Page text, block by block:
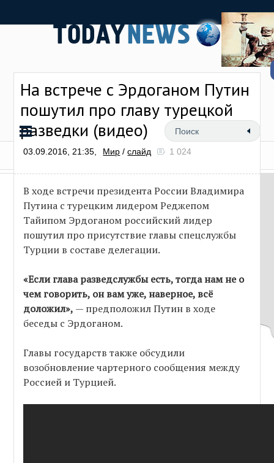
На встрече с Эрдоганом Путин
пошутил про главу турецкой
разведки (видео)
03.09.2016, 21:35, Мир /слайд 1 024
В ходе встречи президента России Владимира
Путина с турецким лидером Реджепом
Тайипом Эрдоганом российский лидер
пошутил про присутствие главы спецслужбы
Турции в составе делегации.
«Если глава разведслужбы есть, тогда нам не о
чем говорить, он вам уже, наверное, всё
доложил», — предположил Путин в ходе
беседы с Эрдоганом.
Главы государств также обсудили
возобновление чартерного сообщения между
Россией и Турцией.